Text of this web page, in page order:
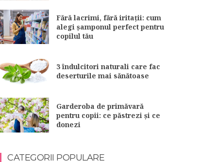
Fără lacrimi, fără iritații: cum
alegi șamponul perfect pentru
copilul tău
3 îndulcitori naturali care fac
deserturile mai sănătoase
Garderoba de primăvară
pentru copii: ce păstrezi și ce
donezi
CATEGORII POPULARE